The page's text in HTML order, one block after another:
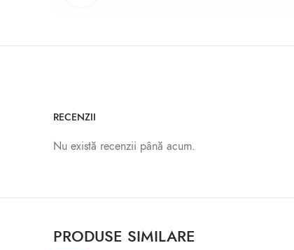
RECENZII
Nu există recenzii până acum.
PRODUSE SIMILARE